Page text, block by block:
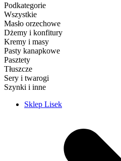
Podkategorie
Wszystkie
Masło orzechowe
Dżemy i konfitury
Kremy i masy
Pasty kanapkowe
Pasztety
Tłuszcze
Sery i twarogi
Szynki i inne
Sklep Lisek